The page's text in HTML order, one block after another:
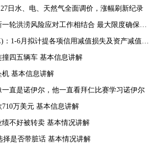
日水、电、天然气全面调价，涨幅刷新纪录
涝风险应对工作相结合 最大限度确保群众生命财产安全
月拟计提各项信用减值损失及资产减值准备5189.85万元
四五辆车 基本信息讲解
基本信息讲解
直是诺伊尔，他一直看拜仁比赛学习诺伊尔
万美元 基本信息讲解
不好被转卖 基本情况讲解
择是否带脏话 基本情况讲解